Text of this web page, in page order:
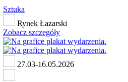
Sztuka
Rynek Łazarski
Zobacz szczegóły
27.03-16.05.2026